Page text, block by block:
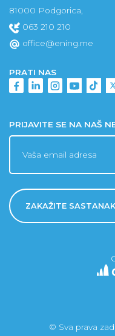
PRIJAVITE SE NA NAŠ
ZAKAŽITE SASTANAK
81000 Podgorica,
063 210 210
office@ening.me
PRATI NAS
© Sva prava